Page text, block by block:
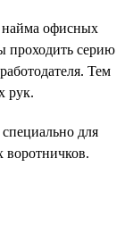
найма офисных
проходить серию
Тем
рук.
для
воротничков.